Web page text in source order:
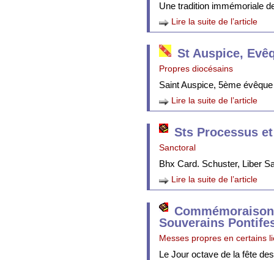
Une tradition immémoriale
Lire la suite de l’article
St Auspice,
Propres diocésains
Saint Auspice, 5ème
Lire la suite de l’article
Sts Processus
Sanctoral
Bhx Card. Schuster, Liber
Lire la suite de l’article
Souverains
Messes propres en certains
Le Jour octave de la fête